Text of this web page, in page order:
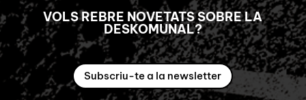
VOLS REBRE NOVETATS SOBRE LA
DESKOMUNAL?
Subscriu-te a la newsletter